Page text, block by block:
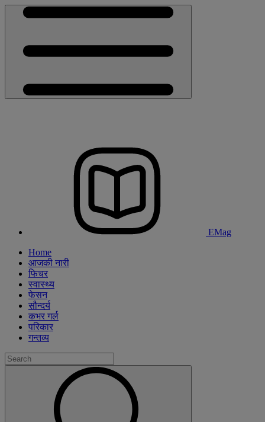
EMag
Home
आजकी नारी
फिचर
स्वास्थ्य
फेसन
सौन्दर्य
कभर गर्ल
परिकार
गन्तव्य